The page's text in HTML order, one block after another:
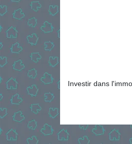
Investir dans